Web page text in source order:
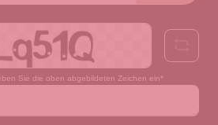
Sie die oben abgebildeten Zeichen ein*